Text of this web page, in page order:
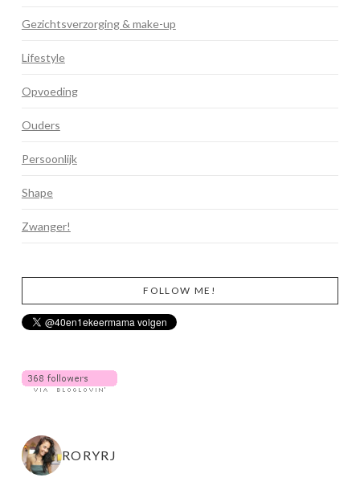
Gezichtsverzorging & make-up
Lifestyle
Opvoeding
Ouders
Persoonlijk
Shape
Zwanger!
FOLLOW ME!
RORYRJ